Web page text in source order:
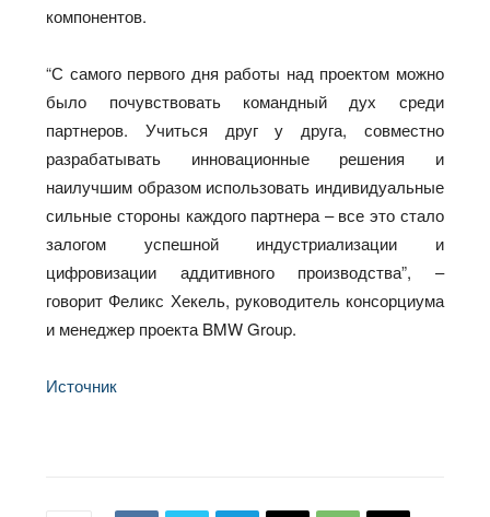
компонентов.
“С самого первого дня работы над проектом можно
было почувствовать командный дух среди
партнеров. Учиться друг у друга, совместно
разрабатывать инновационные решения и
наилучшим образом использовать индивидуальные
сильные стороны каждого партнера – все это стало
залогом успешной индустриализации и
цифровизации аддитивного производства”, –
говорит Феликс Хекель, руководитель консорциума
и менеджер проекта BMW Group.
Источник